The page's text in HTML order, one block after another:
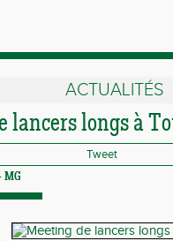
ACTUALITÉS
lancers longs à
Tweet
MG